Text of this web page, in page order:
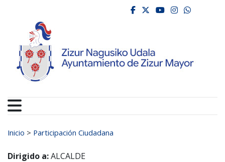
Ayuntamiento de
facebook
twitter
youtube
Buscar:
Inicio > Participación Ciudadana
Dirigido a:ALCALDE